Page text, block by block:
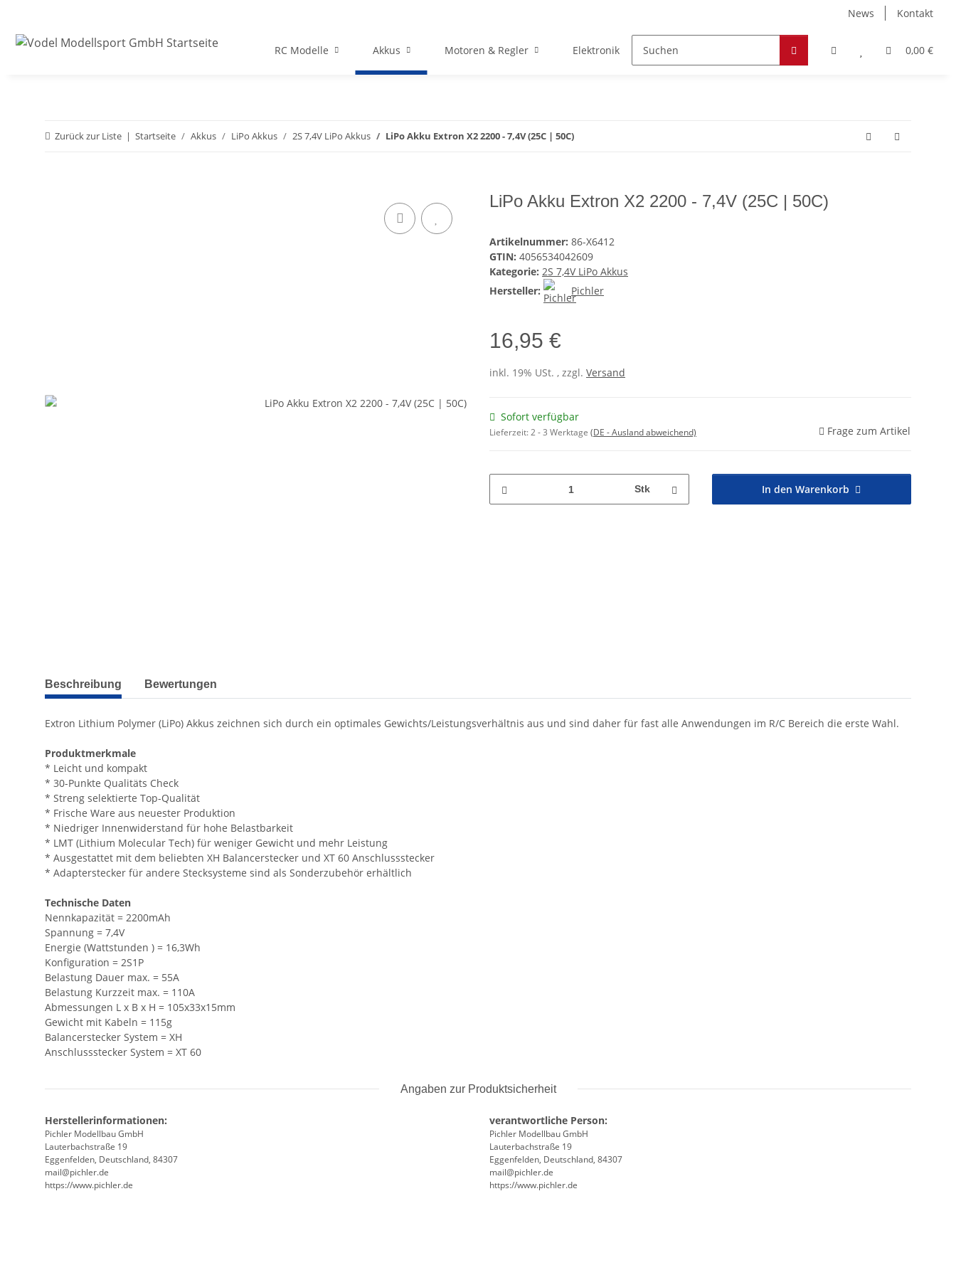
News Kontakt
0,00 €
RC Modelle Akkus Motoren & Regler Elektronik Zubehör Hobby & Freizeit Werkstoffe
Zurück zur Liste Startseite Akkus LiPo Akkus 2S 7,4V LiPo Akkus LiPo Akku Extron X2 2200 - 7,4V (25C | 50C)
LiPo Akku Extron X2 2200 - 7,4V (25C | 50C)
Artikelnummer: 86-X6412
GTIN: 4056534042609
Kategorie: 2S 7,4V LiPo Akkus
Hersteller:
Pichler
16,95 €
inkl. 19% USt. , zzgl. Versand
Sofort verfügbar
Lieferzeit:2 - 3 Werktage (DE - Ausland abweichend) Frage zum Artikel
Stk In den Warenkorb
weitere Registerkarten anzeigen
Beschreibung Bewertungen
Extron Lithium Polymer (LiPo) Akkus zeichnen sich durch ein optimales Gewichts/Leistungsverhältnis aus und sind daher für fast alle Anwendungen im R/C Bereich die erste Wahl.
Produktmerkmale
* Leicht und kompakt
* 30-Punkte Qualitäts Check
* Streng selektierte Top-Qualität
* Frische Ware aus neuester Produktion
* Niedriger Innenwiderstand für hohe Belastbarkeit
* LMT (Lithium Molecular Tech) für weniger Gewicht und mehr Leistung
* Ausgestattet mit dem beliebten XH Balancerstecker und XT 60 Anschlussstecker
* Adapterstecker für andere Stecksysteme sind als Sonderzubehör erhältlich
Technische Daten
Nennkapazität = 2200mAh
Spannung = 7,4V
Energie (Wattstunden ) = 16,3Wh
Konfiguration = 2S1P
Belastung Dauer max. = 55A
Belastung Kurzzeit max. = 110A
Abmessungen L x B x H = 105x33x15mm
Gewicht mit Kabeln = 115g
Balancerstecker System = XH
Anschlussstecker System = XT 60
Angaben zur Produktsicherheit
Herstellerinformationen:
Pichler Modellbau GmbH
Lauterbachstraße 19
Eggenfelden, Deutschland, 84307
mail@pichler.de
https://www.pichler.de
verantwortliche Person:
Pichler Modellbau GmbH
Lauterbachstraße 19
Eggenfelden, Deutschland, 84307
mail@pichler.de
https://www.pichler.de